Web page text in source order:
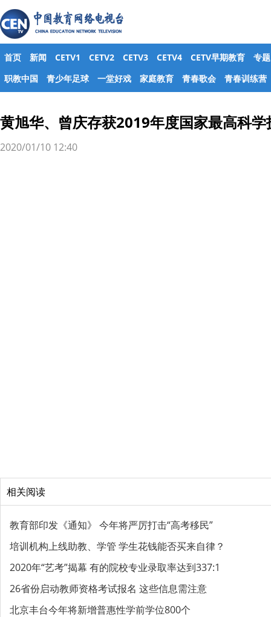
首页 新闻 CETV1 CETV2 CETV3 CETV4 CETV早期教育
专题
职教中国
青少年足球 一堂好戏 家庭教育 青春歌会 青春训练营
黄旭华、曾庆存获2019年度国家最高科学
2020/01/10 12:40
相关阅读
教育部印发《通知》 今年将严厉打击“高考移民”
培训机构上线助教、学管 学生花钱能否买来自律？
2020年“艺考”揭幕 有的院校专业录取率达到337:1
26省份启动教师资格考试报名 这些信息需注意
北京丰台今年将新增普惠性学前学位800个